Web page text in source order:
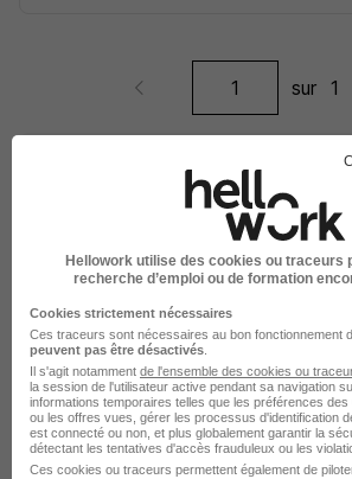
sur 1
Élargissez votre recherche de
Entreprise STEF
Emploi Exploitant
Entreprise Exploitant de transport
Hellowork utilise des cookies ou traceurs
recherche d’emploi ou de formation
Cookies strictement nécessaires
Ces traceurs sont nécessaires au bon fonctionnement
peuvent pas être désactivés
Il s'agit notamment de l'ensemble des cookies ou
la session de l'utilisateur active pendant sa navigation
informations temporaires telles que les préférences
ou les offres vues, gérer les processus d'identification
est connecté ou non, et plus globalement garantir la
détectant les tentatives d'accès frauduleux ou les
Ces cookies ou traceurs permettent également de